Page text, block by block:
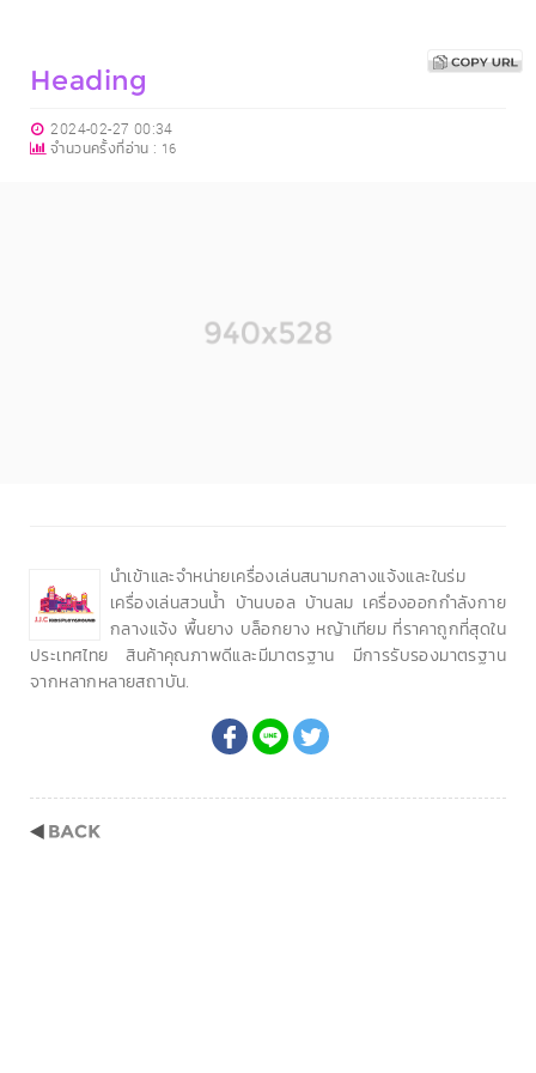
Heading
2024-02-27 00:34
จำนวนครั้งที่อ่าน : 16
นำเข้าและจำหน่ายเครื่องเล่นสนามกลางแจ้งและในร่ม
เครื่องเล่นสวนน้ำ บ้านบอล บ้านลม เครื่องออกกำลังกาย
กลางแจ้ง พื้นยาง บล็อกยาง หญ้าเทียม ที่ราคาถูกที่สุดใน
ประเทศไทย สินค้าคุณภาพดีและมีมาตรฐาน มีการรับรองมาตรฐาน
จากหลากหลายสถาบัน.